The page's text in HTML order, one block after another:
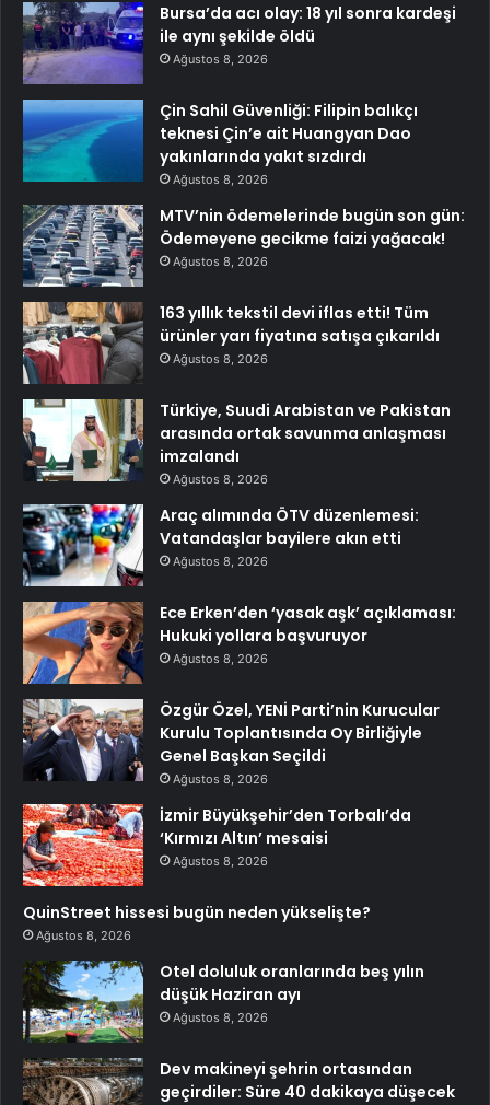
Bursa’da acı olay: 18 yıl sonra kardeşi
ile aynı şekilde öldü
Ağustos 8, 2026
Çin Sahil Güvenliği: Filipin balıkçı
teknesi Çin’e ait Huangyan Dao
yakınlarında yakıt sızdırdı
Ağustos 8, 2026
MTV’nin ödemelerinde bugün son gün:
Ödemeyene gecikme faizi yağacak!
Ağustos 8, 2026
163 yıllık tekstil devi iflas etti! Tüm
ürünler yarı fiyatına satışa çıkarıldı
Ağustos 8, 2026
Türkiye, Suudi Arabistan ve Pakistan
arasında ortak savunma anlaşması
imzalandı
Ağustos 8, 2026
Araç alımında ÖTV düzenlemesi:
Vatandaşlar bayilere akın etti
Ağustos 8, 2026
Ece Erken’den ‘yasak aşk’ açıklaması:
Hukuki yollara başvuruyor
Ağustos 8, 2026
Özgür Özel, YENİ Parti’nin Kurucular
Kurulu Toplantısında Oy Birliğiyle
Genel Başkan Seçildi
Ağustos 8, 2026
İzmir Büyükşehir’den Torbalı’da
‘Kırmızı Altın’ mesaisi
Ağustos 8, 2026
QuinStreet hissesi bugün neden yükselişte?
Ağustos 8, 2026
Otel doluluk oranlarında beş yılın
düşük Haziran ayı
Ağustos 8, 2026
Dev makineyi şehrin ortasından
geçirdiler: Süre 40 dakikaya düşecek